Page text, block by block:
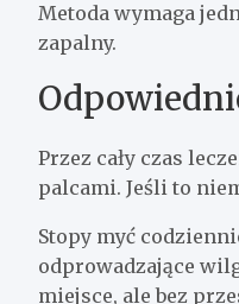
Metoda wymaga
zapalny.
Przez cały czas
palcami. Jeśli to
Stopy myć
odprowadzające
miejsce, ale bez